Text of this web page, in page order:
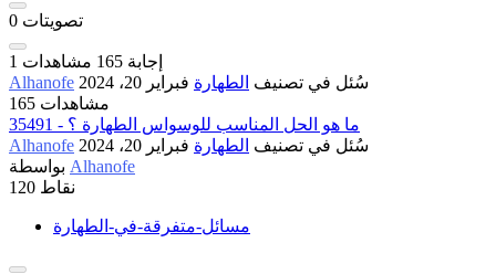
0 تصويتات
1 إجابة 165 مشاهدات
Alhanofe
سُئل في تصنيف الطهارة فبراير 20، 2024
165 مشاهدات
35491 - ما هو الحل المناسب للوسواس الطهارة ؟
Alhanofe
سُئل في تصنيف الطهارة فبراير 20، 2024
Alhanofe
120 نقاط
مسائل-متفرقة-في-الطهارة